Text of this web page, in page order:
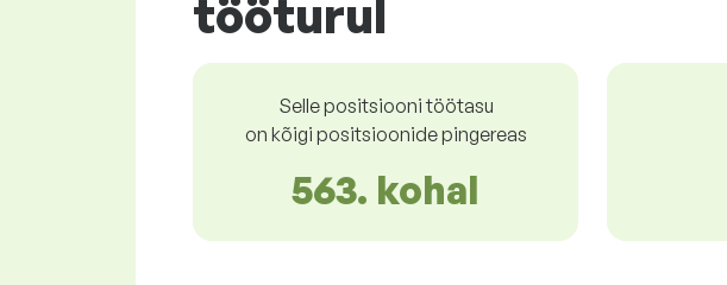
tööturul
Selle positsiooni töötasu
on kõigi positsioonide pingereas
563. kohal